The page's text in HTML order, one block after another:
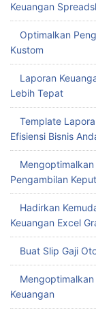
Keuangan
Optimalkan
Kustom
Laporan
Lebih Tepat
Template
Efisiensi Bisnis
Pengambilan
Hadirkan
Keuangan Excel
Buat Slip Gaji
Keuangan